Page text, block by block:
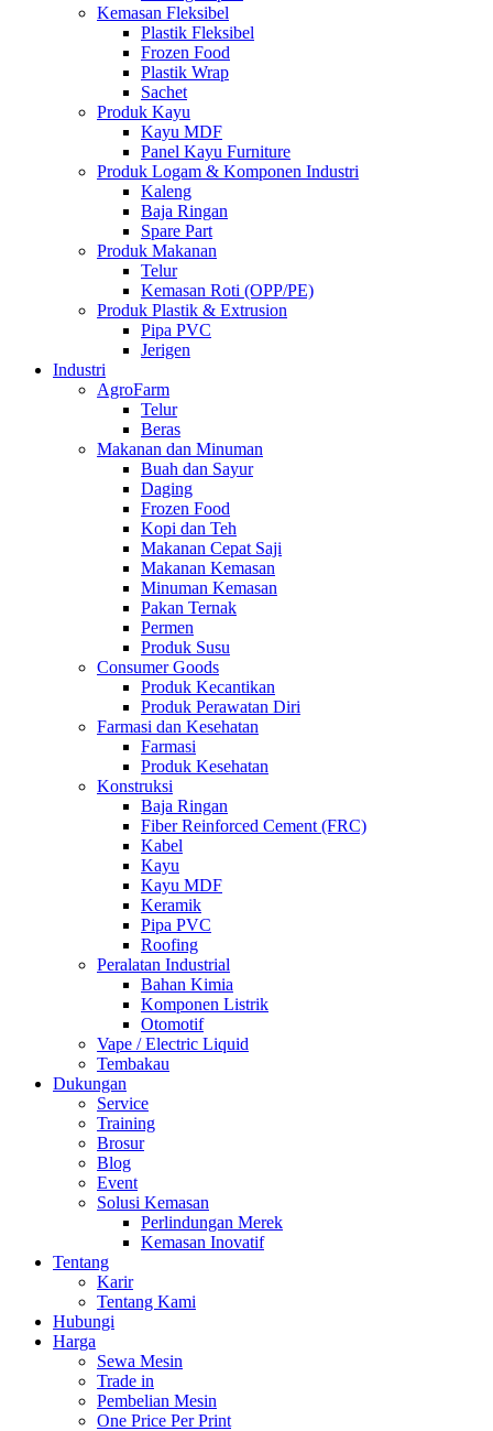
Kemasan Fleksibel
Plastik Fleksibel
Frozen Food
Plastik Wrap
Sachet
Produk Kayu
Kayu MDF
Panel Kayu Furniture
Produk Logam & Komponen Industri
Kaleng
Baja Ringan
Spare Part
Produk Makanan
Telur
Kemasan Roti (OPP/PE)
Produk Plastik & Extrusion
Pipa PVC
Jerigen
Industri
AgroFarm
Telur
Beras
Makanan dan Minuman
Buah dan Sayur
Daging
Frozen Food
Kopi dan Teh
Makanan Cepat Saji
Makanan Kemasan
Minuman Kemasan
Pakan Ternak
Permen
Produk Susu
Consumer Goods
Produk Kecantikan
Produk Perawatan Diri
Farmasi dan Kesehatan
Farmasi
Produk Kesehatan
Konstruksi
Baja Ringan
Fiber Reinforced Cement (FRC)
Kabel
Kayu
Kayu MDF
Keramik
Pipa PVC
Roofing
Peralatan Industrial
Bahan Kimia
Komponen Listrik
Otomotif
Vape / Electric Liquid
Tembakau
Dukungan
Service
Training
Brosur
Blog
Event
Solusi Kemasan
Perlindungan Merek
Kemasan Inovatif
Tentang
Karir
Tentang Kami
Hubungi
Harga
Sewa Mesin
Trade in
Pembelian Mesin
One Price Per Print